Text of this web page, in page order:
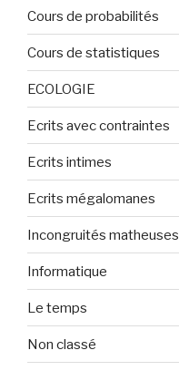
Cours de probabilités
Cours de statistiques
ECOLOGIE
Ecrits avec contraintes
Ecrits intimes
Ecrits mégalomanes
Incongruités matheuses
Informatique
Le temps
Non classé